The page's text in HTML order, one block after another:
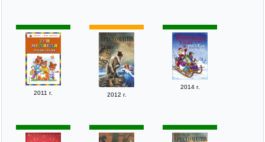
2011 г. 2012 г.
2014 г.